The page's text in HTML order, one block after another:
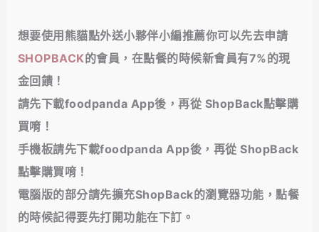
想要使用熊貓點外送小夥伴小編推薦你可以先去申請
SHOPBACK的會員，在點餐的時候新會員有7%的現
金回饋！
請先下載foodpanda App後，再從 ShopBack點擊購
買唷！
手機板請先下載foodpanda App後，再從 ShopBack
點擊購買唷！
電腦版的部分請先擴充ShopBack的瀏覽器功能，點餐
的時候記得要先打開功能在下訂。